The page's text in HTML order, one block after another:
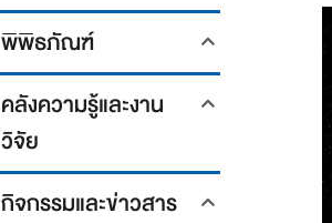
พิพิธภัณฑ์
คลังความรู้และงาน
วิจัย
กิจกรรมและข่าวสาร